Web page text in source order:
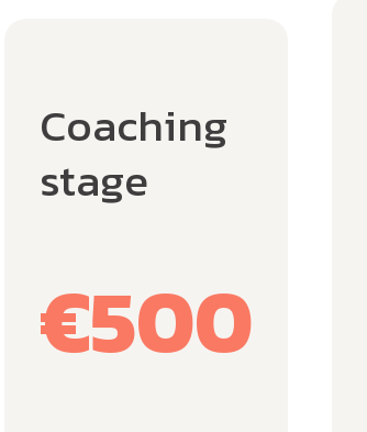
Coaching
stage
€500